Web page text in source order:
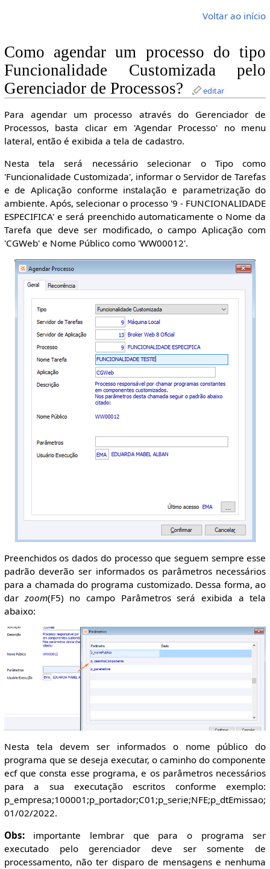
Voltar ao início
Como agendar um processo do tipo
Funcionalidade Customizada pelo
Gerenciador de Processos?
editar
Para agendar um processo através do Gerenciador de
Processos, basta clicar em 'Agendar Processo' no menu
lateral, então é exibida a tela de cadastro.
Nesta tela será necessário selecionar o Tipo como
'Funcionalidade Customizada', informar o Servidor de Tarefas
e de Aplicação conforme instalação e parametrização do
ambiente. Após, selecionar o processo '9 - FUNCIONALIDADE
ESPECIFICA' e será preenchido automaticamente o Nome da
Tarefa que deve ser modificado, o campo Aplicação com
'CGWeb' e Nome Público como 'WW00012'.
Preenchidos os dados do processo que seguem sempre esse
padrão deverão ser informados os parâmetros necessários
para a chamada do programa customizado. Dessa forma, ao
dar zoom(F5) no campo Parâmetros será exibida a tela
abaixo:
Nesta tela devem ser informados o nome público do
programa que se deseja executar, o caminho do componente
ecf que consta esse programa, e os parâmetros necessários
para a sua executação escritos conforme exemplo:
p_empresa;100001;p_portador;C01;p_serie;NFE;p_dtEmissao;
01/02/2022.
Obs:importante lembrar que para o programa ser
executado pelo gerenciador deve ser somente de
processamento, não ter disparo de mensagens e nenhuma